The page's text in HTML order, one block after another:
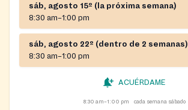
sáb, agosto 15º (la próxima semana)
8:30 am–1:00 pm
sáb, agosto 22º (dentro de 2 semanas)
8:30 am–1:00 pm
ACUÉRDAME
8:30 am–1:00 pm cada semana sábado